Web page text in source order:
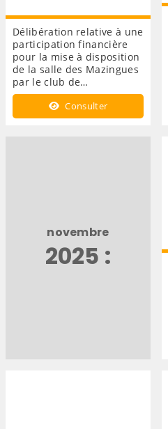
Délibération relative à une
participation financière
pour la mise à disposition
de la salle des Mazingues
par le club de…
Consulter
novembre
2025 :